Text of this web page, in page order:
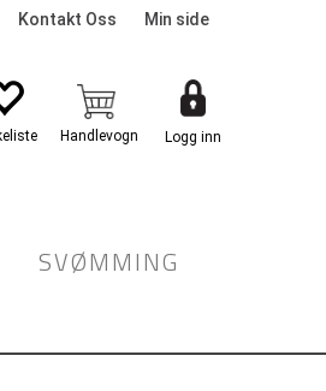
Kontakt Oss Min side
Logg inn
SVØMMING